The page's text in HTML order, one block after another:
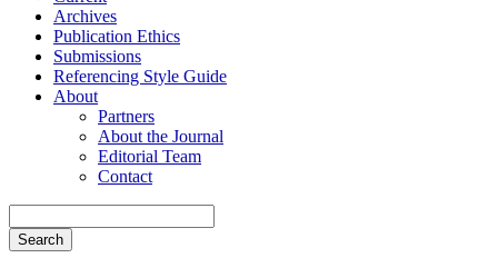
Archives
Publication Ethics
Submissions
Referencing Style Guide
About
Partners
About the Journal
Editorial Team
Contact
Search